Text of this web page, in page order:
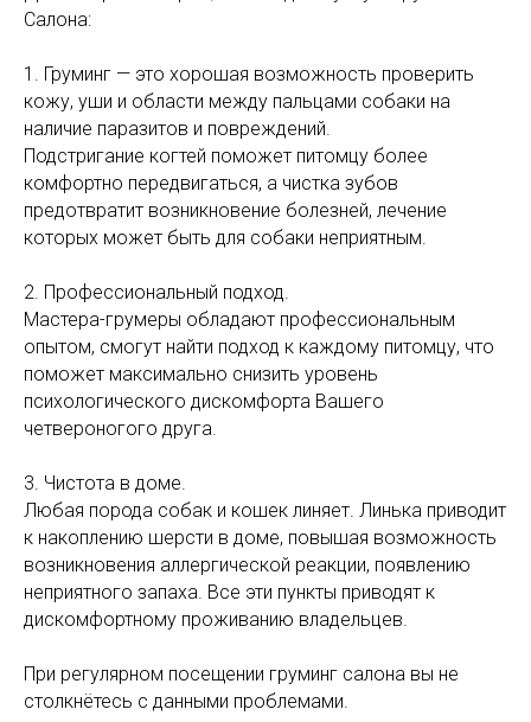
Салона:
1. Груминг — это хорошая возможность проверить
кожу, уши и области между пальцами собаки на
наличие паразитов и повреждений.
Подстригание когтей поможет питомцу более
комфортно передвигаться, а чистка зубов
предотвратит возникновение болезней, лечение
которых может быть для собаки неприятным.
2. Профессиональный подход.
Мастера-грумеры обладают профессиональным
опытом, смогут найти подход к каждому питомцу, что
поможет максимально снизить уровень
психологического дискомфорта Вашего
четвероногого друга.
3. Чистота в доме.
Любая порода собак и кошек линяет. Линька приводит
к накоплению шерсти в доме, повышая возможность
возникновения аллергической реакции, появлению
неприятного запаха. Все эти пункты приводят к
дискомфортному проживанию владельцев.
При регулярном посещении груминг салона вы не
столкнётесь с данными проблемами.